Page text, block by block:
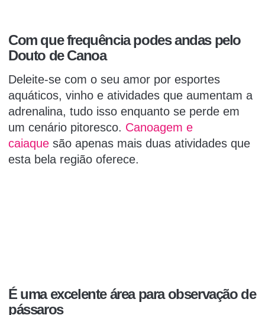
Com que frequência podes andas pelo
Douto de Canoa
Deleite-se com o seu amor por esportes
aquáticos, vinho e atividades que aumentam a
adrenalina, tudo isso enquanto se perde em
um cenário pitoresco. Canoagem e
caiaque são apenas mais duas atividades que
esta bela região oferece.
É uma excelente área para observação de
pássaros